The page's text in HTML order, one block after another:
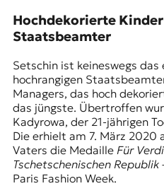
J
o
r
n
a
l
s
m
u
s
Hochdekorierte
Staatsbeamter
Setschin ist keineswegs das
hochrangigen
Managers, das hoch
das jüngste. Übertroffen
Kadyrowa, der 21-jährigen
Die erhielt am 7. März 2020
Vaters die Medaille Für
Tschetschenischen Republik
Paris Fashion Week.